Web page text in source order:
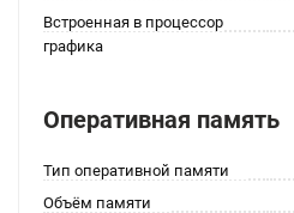
Встроенная в процессор
графика
Оперативная память
Тип оперативной памяти
Объём памяти